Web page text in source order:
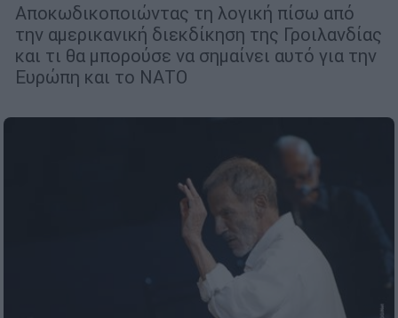
Αποκωδικοποιώντας τη λογική πίσω από
την αμερικανική διεκδίκηση της Γροιλανδίας
και τι θα μπορούσε να σημαίνει αυτό για την
Ευρώπη και το ΝΑΤΟ